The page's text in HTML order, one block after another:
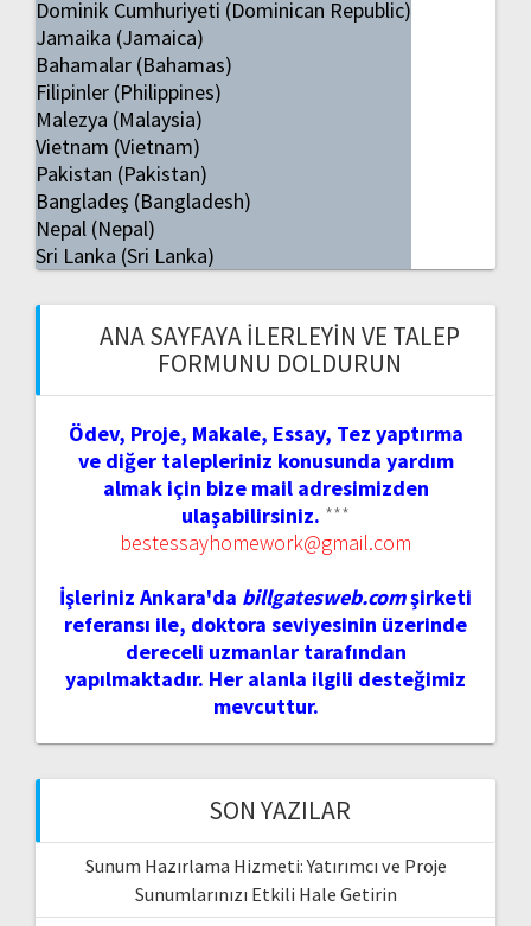
Dominik Cumhuriyeti (Dominican Republic)
Jamaika (Jamaica)
Bahamalar (Bahamas)
Filipinler (Philippines)
Malezya (Malaysia)
Vietnam (Vietnam)
Pakistan (Pakistan)
Bangladeş (Bangladesh)
Nepal (Nepal)
Sri Lanka (Sri Lanka)
ANA SAYFAYA İLERLEYIN VE TALEP
FORMUNU DOLDURUN
Ödev, Proje, Makale, Essay, Tez yaptırma
ve diğer talepleriniz konusunda yardım
almak için bize mail adresimizden
ulaşabilirsiniz. ***
bestessayhomework@gmail.com
İşleriniz Ankara'da billgatesweb.comşirketi
referansı ile, doktora seviyesinin üzerinde
dereceli uzmanlar tarafından
yapılmaktadır. Her alanla ilgili desteğimiz
mevcuttur.
SON YAZILAR
Sunum Hazırlama Hizmeti: Yatırımcı ve Proje
Sunumlarınızı Etkili Hale Getirin